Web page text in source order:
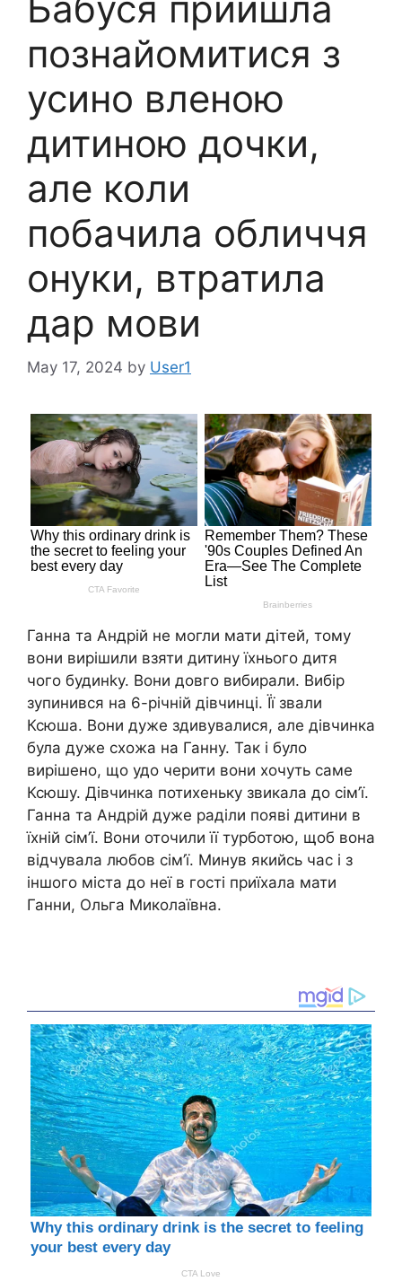
познайомитися з
усино вленою
дитиною дочки,
але коли
побачила обличчя
онуки, втратила
дар мови
May 17, 2024 by User1
Ганна та Андрій не могли мати дітей, тому
вони вирішили взяти дитину їхнього дитя
чого будинkу. Вони довго вибирали. Вибір
зупинився на 6-річній дівчинці. Її звали
Ксюша. Вони дуже здивувалися, але дівчинка
була дуже схожа на Ганну. Так і було
вирішено, що удо черити вони хочуть саме
Ксюшу. Дівчинка потихеньку звикала до сім’ї.
Ганна та Андрій дуже раділи появі дитини в
їхній сім’ї. Вони оточили її турботою, щоб вона
відчувала любов сім’ї. Минув якийсь час і з
іншого міста до неї в гості приїхала мати
Ганни, Ольга Миколаївна.